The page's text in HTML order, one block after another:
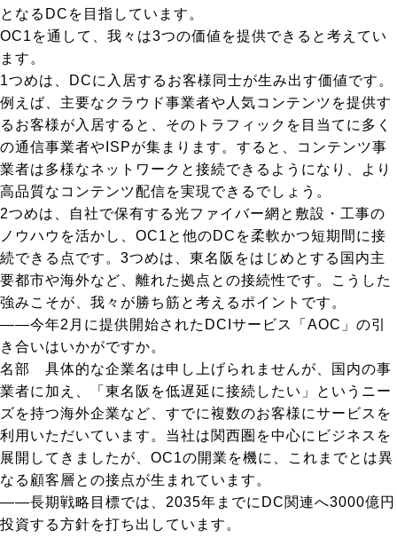
となるDCを目指しています。
OC1を通して、我々は3つの価値を提供できると考えてい
ます。
1つめは、DCに入居するお客様同士が生み出す価値です。
例えば、主要なクラウド事業者や人気コンテンツを提供す
るお客様が入居すると、そのトラフィックを目当てに多く
の通信事業者やISPが集まります。すると、コンテンツ事
業者は多様なネットワークと接続できるようになり、より
高品質なコンテンツ配信を実現できるでしょう。
2つめは、自社で保有する光ファイバー網と敷設・工事の
ノウハウを活かし、OC1と他のDCを柔軟かつ短期間に接
続できる点です。3つめは、東名阪をはじめとする国内主
要都市や海外など、離れた拠点との接続性です。こうした
強みこそが、我々が勝ち筋と考えるポイントです。
――今年2月に提供開始されたDCIサービス「AOC」の引
き合いはいかがですか。
名部
具体的な企業名は申し上げられませんが、国内の事
業者に加え、「東名阪を低遅延に接続したい」というニー
ズを持つ海外企業など、すでに複数のお客様にサービスを
利用いただいています。当社は関西圏を中心にビジネスを
展開してきましたが、OC1の開業を機に、これまでとは異
なる顧客層との接点が生まれています。
――長期戦略目標では、2035年までにDC関連へ3000億円
投資する方針を打ち出しています。